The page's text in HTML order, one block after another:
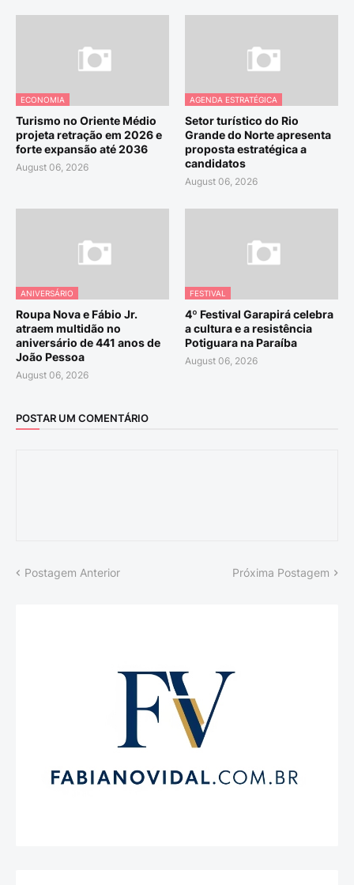
ECONOMIA
Turismo no Oriente Médio
projeta retração em 2026 e
forte expansão até 2036
August 06, 2026
AGENDA ESTRATÉGICA
Setor turístico do Rio
Grande do Norte apresenta
proposta estratégica a
candidatos
August 06, 2026
ANIVERSÁRIO
Roupa Nova e Fábio Jr.
atraem multidão no
aniversário de 441 anos de
João Pessoa
August 06, 2026
FESTIVAL
4º Festival Garapirá celebra
a cultura e a resistência
Potiguara na Paraíba
August 06, 2026
POSTAR UM COMENTÁRIO
Postagem Anterior Próxima Postagem